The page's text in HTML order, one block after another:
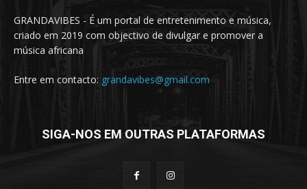
GRANDAVIBES - É um portal de entretenimento e música,
criado em 2019 com objectivo de divulgar e promover a
música africana
Entre em contacto: grandavibes@gmail.com
SIGA-NOS EM OUTRAS PLATAFORMAS